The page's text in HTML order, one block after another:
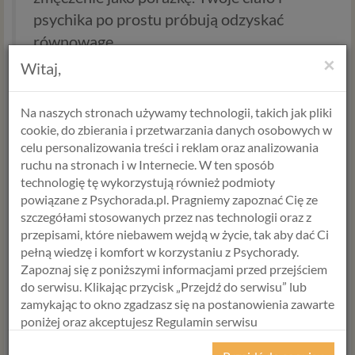
psychika po prostu próbują odzyskać
równowagę.
Szukasz wsparcia? Sprawdź, jak zacząć
Nie musisz przechodzić przez to w pojedynkę. Jeśli szukasz
miejsca, gdzie Twoje problemy zostaną potraktowane
poważnie, sprawdźskuteczne wsparcie psychologiczne w
wypaleniu życiowym . Możesz zacząć od jednej rozmowy, by
zobaczyć, jak wiele zmienia perspektywa specjalisty.
Alicja Krawczyk
psycholog >
Terapeuta SFBT
WYBIERZ USŁUGĘ, SPECJALISTĘ
I TERMIN
×
Witaj,
Na naszych stronach używamy technologii, takich jak pliki
cookie, do zbierania i przetwarzania danych osobowych w
celu personalizowania treści i reklam oraz analizowania
ruchu na stronach i w Internecie. W ten sposób
technologię tę wykorzystują również podmioty
powiązane z Psychorada.pl. Pragniemy zapoznać Cię ze
szczegółami stosowanych przez nas technologii oraz z
przepisami, które niebawem wejdą w życie, tak aby dać Ci
pełną wiedzę i komfort w korzystaniu z Psychorady.
Zapoznaj się z poniższymi informacjami przed przejściem
do serwisu. Klikając przycisk „Przejdź do serwisu” lub
zamykając to okno zgadzasz się na postanowienia zawarte
poniżej oraz akceptujesz Regulamin serwisu
Psychorada.pl i Politykę Prywatności.